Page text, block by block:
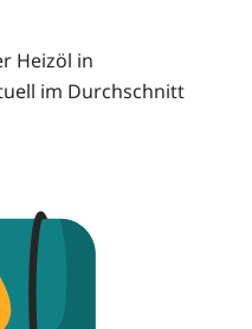
Heizöl in
im Durchschnitt